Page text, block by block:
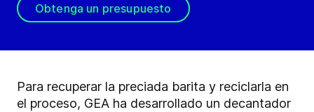
Obtenga un presupuesto
Para recuperar la preciada barita y reciclarla en
el proceso, GEA ha desarrollado un decantador